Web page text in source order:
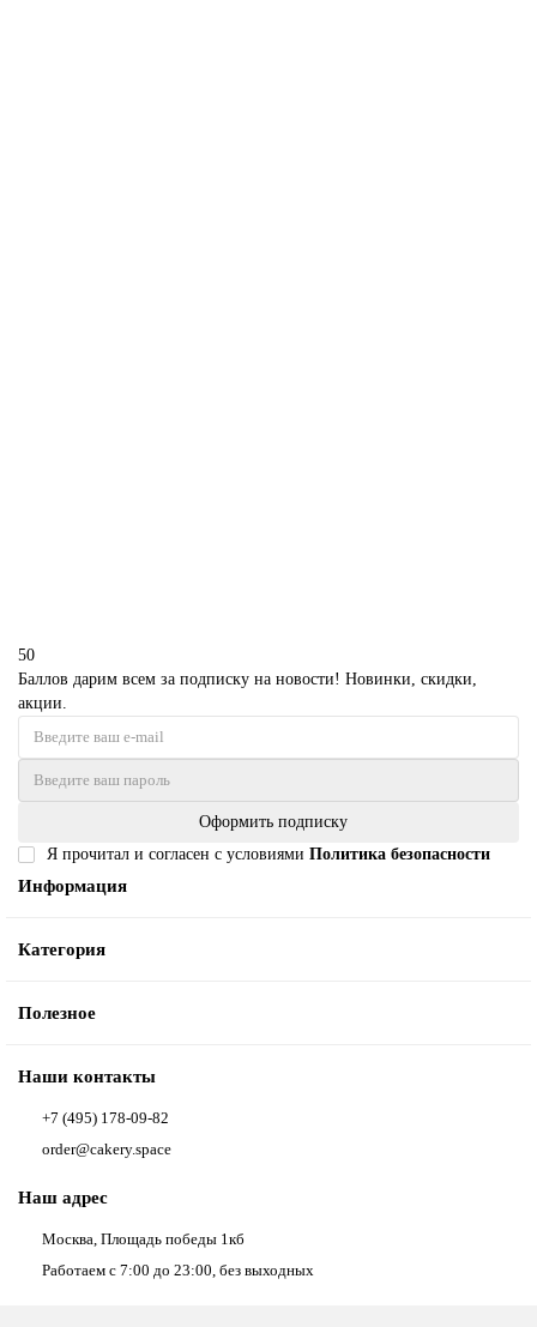
50
Баллов дарим всем за подписку на новости! Новинки, скидки,
акции.
Оформить подписку
Я прочитал и согласен с условиями Политика безопасности
Информация
Категория
Полезное
Наши контакты
+7 (495) 178-09-82
order@cakery.space
Наш адрес
Москва, Площадь победы 1кб
Работаем с 7:00 до 23:00, без выходных